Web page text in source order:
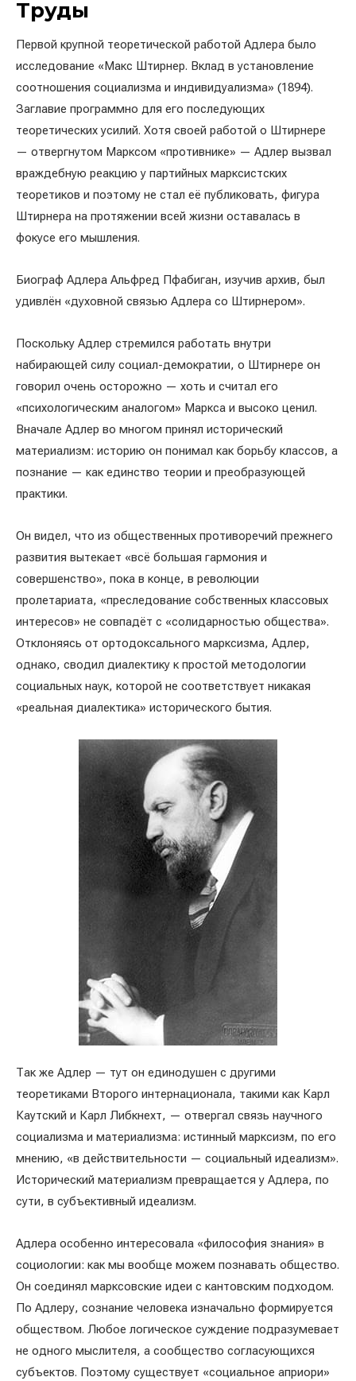
Труды
Первой крупной теоретической работой Адлера было
исследование «Макс Штирнер. Вклад в установление
соотношения социализма и индивидуализма» (1894).
Заглавие программно для его последующих
теоретических усилий. Хотя своей работой о Штирнере
— отвергнутом Марксом «противнике» — Адлер вызвал
враждебную реакцию у партийных марксистских
теоретиков и поэтому не стал её публиковать, фигура
Штирнера на протяжении всей жизни оставалась в
фокусе его мышления.
Биограф Адлера Альфред Пфабиган, изучив архив, был
удивлён «духовной связью Адлера со Штирнером».
Поскольку Адлер стремился работать внутри
набирающей силу социал-демократии, о Штирнере он
говорил очень осторожно — хоть и считал его
«психологическим аналогом» Маркса и высоко ценил.
Вначале Адлер во многом принял исторический
материализм: историю он понимал как борьбу классов, а
познание — как единство теории и преобразующей
практики.
Он видел, что из общественных противоречий прежнего
развития вытекает «всё большая гармония и
совершенство», пока в конце, в революции
пролетариата, «преследование собственных классовых
интересов» не совпадёт с «солидарностью общества».
Отклоняясь от ортодоксального марксизма, Адлер,
однако, сводил диалектику к простой методологии
социальных наук, которой не соответствует никакая
«реальная диалектика» исторического бытия.
Так же Адлер — тут он единодушен с другими
теоретиками Второго интернационала, такими как Карл
Каутский и Карл Либкнехт, — отвергал связь научного
социализма и материализма: истинный марксизм, по его
мнению, «в действительности — социальный идеализм».
Исторический материализм превращается у Адлера, по
сути, в субъективный идеализм.
Адлера особенно интересовала «философия знания» в
социологии: как мы вообще можем познавать общество.
Он соединял марксовские идеи с кантовским подходом.
По Адлеру, сознание человека изначально формируется
обществом. Любое логическое суждение подразумевает
не одного мыслителя, а сообщество согласующихся
субъектов. Поэтому существует «социальное априори»